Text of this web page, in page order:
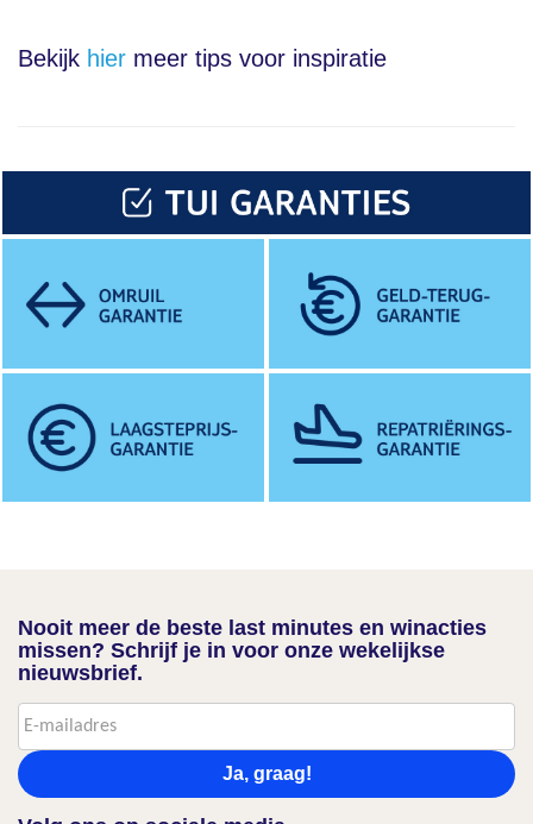
Bekijk hier meer tips voor inspiratie
Nooit meer de beste last minutes en winacties
missen? Schrijf je in voor onze wekelijkse
nieuwsbrief.
Ja, graag!